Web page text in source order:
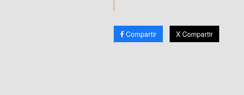
Compartir X Compartir